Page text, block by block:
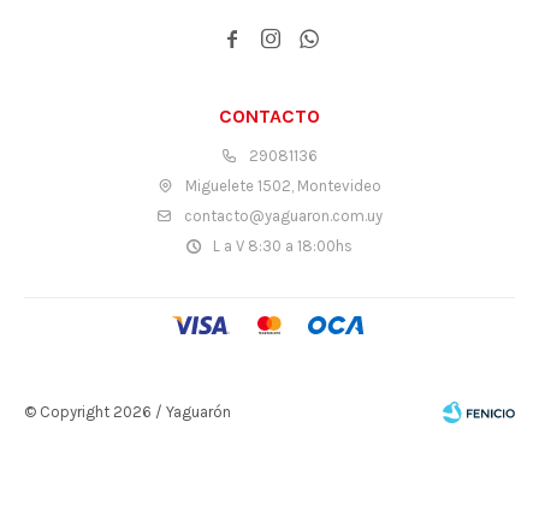
CONTACTO
29081136
Miguelete 1502, Montevideo
contacto@yaguaron.com.uy
L a V 8:30 a 18:00hs
  
© Copyright 2026 / Yaguarón